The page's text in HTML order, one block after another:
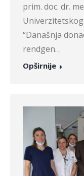
prim. doc. dr.
“Današnja
rendgen…
Opširnije